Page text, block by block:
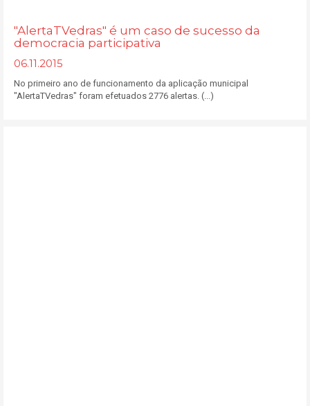
"AlertaTVedras" é um caso de sucesso da
democracia participativa
06.11.2015
No primeiro ano de funcionamento da aplicação municipal
"AlertaTVedras" foram efetuados 2776 alertas. (...)